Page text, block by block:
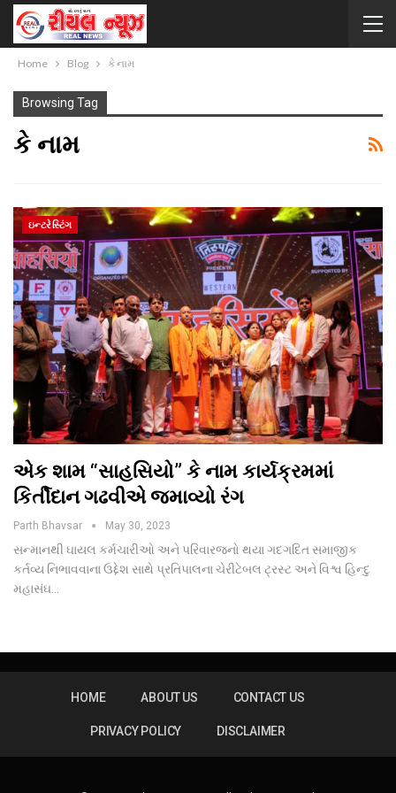
Home Blog કે નામ
Browsing Tag
કે નામ
ઇન્ટરેસ્ટિંગ
એક શામ “સાહસિયો” કે નામ કાર્યક્રમમાં
કિર્તીદાન ગઢવીએ જમાવ્યો રંગ
Parth Bhavsar May 30, 2023
સન્માનથી ઘાયલ કર્મચારીઓ અને પરિવારજનો થયા ગદગદિત સમાજીક
કર્તવ્ય નિભાવવાના ઉદ્દેશ સાથે પ્રતિપાલના ચેરીટેબલ ટ્રસ્ટ અને વિશ્વ હિન્દુ
મહાસંઘ…
HOME ABOUT US CONTACT US
PRIVACY POLICY DISCLAIMER